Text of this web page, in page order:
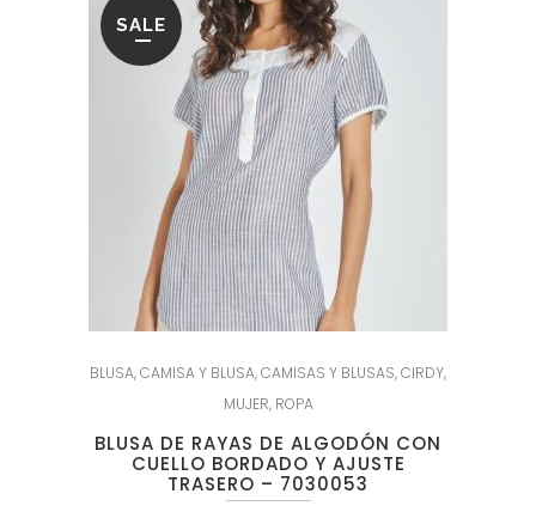
SALE
BLUSA,CAMISA Y BLUSA,CAMISAS Y BLUSAS,CIRDY,
MUJER, ROPA
BLUSA DE RAYAS DE ALGODÓN CON
CUELLO BORDADO Y AJUSTE
TRASERO – 7030053